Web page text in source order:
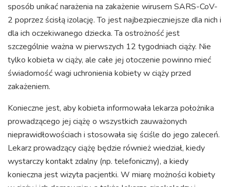
sposób unikać narażenia na zakażenie wirusem SARS-CoV-
2 poprzez ścisłą izolację. To jest najbezpieczniejsze dla nich i
dla ich oczekiwanego dziecka. Ta ostrożność jest
szczególnie ważna w pierwszych 12 tygodniach ciąży. Nie
tylko kobieta w ciąży, ale całe jej otoczenie powinno mieć
świadomość wagi uchronienia kobiety w ciąży przed
zakażeniem.
Konieczne jest, aby kobieta informowała lekarza położnika
prowadzącego jej ciążę o wszystkich zauważonych
nieprawidłowościach i stosowała się ściśle do jego zaleceń.
Lekarz prowadzący ciążę będzie również wiedział, kiedy
wystarczy kontakt zdalny (np. telefoniczny), a kiedy
konieczna jest wizyta pacjentki. W miarę możności kobiety